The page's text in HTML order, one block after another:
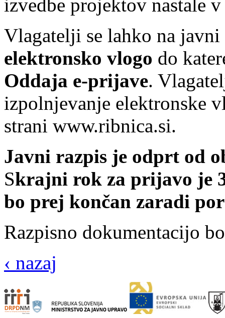
izvedbe projektov nastale
Vlagatelji se lahko na
elektronsko vlogo do
Oddaja e-prijave.
izpolnjevanje elektronske
strani www.ribnica.si.
Javni razpis je odprt od
Skrajni rok za prijavo je
bo prej končan zaradi
Razpisno dokumentacijo
‹ nazaj